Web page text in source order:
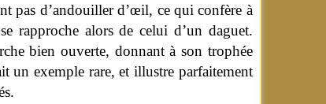
pas d’andouiller d’œil, ce qui confère à
rapproche alors de celui d’un daguet.
bien ouverte, donnant à son trophée
un exemple rare, et illustre parfaitement